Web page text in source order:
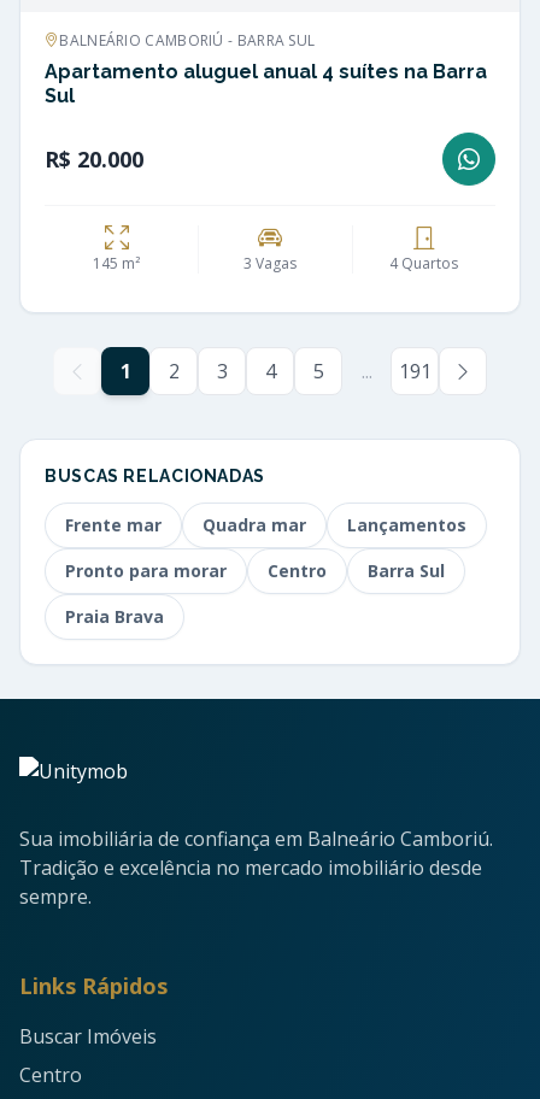
BALNEÁRIO CAMBORIÚ - BARRA SUL
Apartamento aluguel anual 4 suítes na Barra
Sul
R$ 20.000
145 m² 3 Vagas 4 Quartos
1 2 3 4 5 ... 191
BUSCAS RELACIONADAS
Frente mar Quadra mar
Lançamentos
Pronto para morar
Centro
Barra Sul
Praia Brava
Sua imobiliária de confiança em Balneário Camboriú.
Tradição e excelência no mercado imobiliário desde
sempre.
Links Rápidos
Buscar Imóveis
Centro